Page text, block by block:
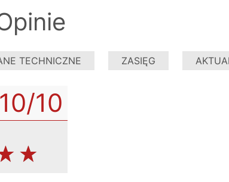
TECHNICZNE ZASIĘG
10/10